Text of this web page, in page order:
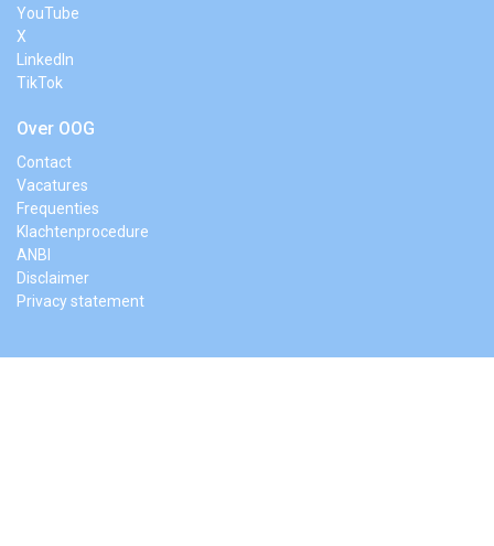
YouTube
X
LinkedIn
TikTok
Over OOG
Contact
Vacatures
Frequenties
Klachtenprocedure
ANBI
Disclaimer
Privacy statement